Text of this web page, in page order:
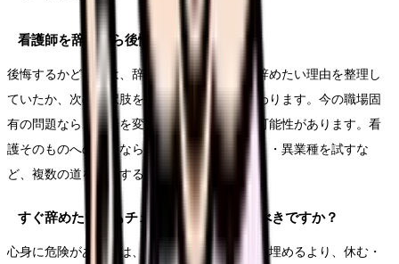
看護師を辞めたら後悔しますか？
後悔するかどうかは、辞めること自体より、辞めたい理由を整理し
ていたか、次の選択肢を比較していたかで変わります。今の職場固
有の問題なら、職場を変えることで改善する可能性があります。看
護そのものへの迷いなら、休む・病院外で働く・異業種を試すな
ど、複数の道を比較することが大切です。
すぐ辞めたい時もチェックリストを使うべきですか？
心身に危険がある時は、チェックリストを全部埋めるより、休む・